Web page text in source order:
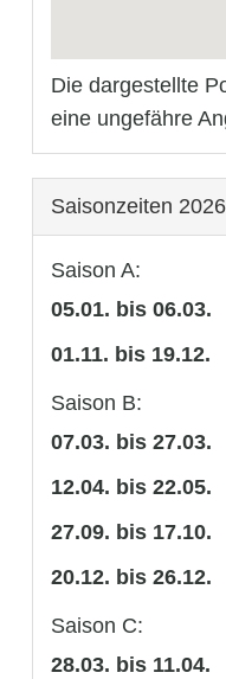
Die dargestellte
eine ungefähre
Saisonzeiten 2026
Saison A:
05.01. bis 06.03.
01.11. bis 19.12.
Saison B:
07.03. bis 27.03.
12.04. bis 22.05.
27.09. bis 17.10.
20.12. bis 26.12.
Saison C:
28.03. bis 11.04.